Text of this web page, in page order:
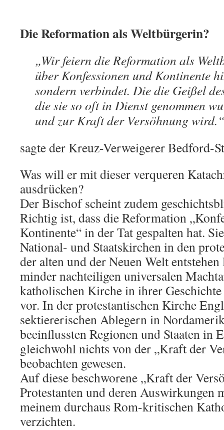
Die Reformation als Weltbürgerin?
„Wir feiern die Reformation als
über Konfessionen und Kontinente
sondern verbindet. Die die Geißel
die sie so oft in Dienst genommen
und zur Kraft der Versöhnung wird.“
sagte der Kreuz-Verweigerer Bedford-
Was will er mit dieser verqueren
ausdrücken?
Der Bischof scheint zudem
Richtig ist, dass die Reformation
Kontinente“ in der Tat gespalten hat.
National- und Staatskirchen in den
der alten und der Neuen Welt
minder nachteiligen universalen
katholischen Kirche in ihrer
vor. In der protestantischen Kirche
sektiererischen Ablegern in
beeinflussten Regionen und Staaten in
gleichwohl nichts von der „Kraft der
beobachten gewesen.
Auf diese beschworene „Kraft der
Protestanten und deren Auswirkungen
meinem durchaus Rom-kritischen
verzichten.